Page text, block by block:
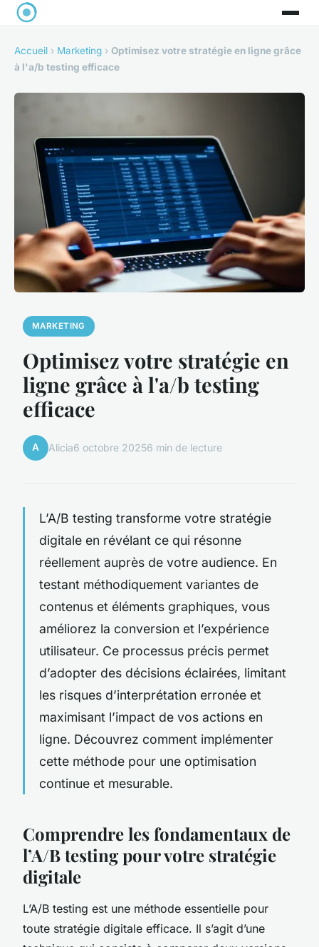
Accueil › Marketing › Optimisez votre stratégie en ligne grâce
à l'a/b testing efficace
MARKETING
Optimisez votre stratégie en
ligne grâce à l'a/b testing
efficace
A Alicia6 octobre 20256 min de lecture
L’A/B testing transforme votre stratégie
digitale en révélant ce qui résonne
réellement auprès de votre audience. En
testant méthodiquement variantes de
contenus et éléments graphiques, vous
améliorez la conversion et l’expérience
utilisateur. Ce processus précis permet
d’adopter des décisions éclairées, limitant
les risques d’interprétation erronée et
maximisant l’impact de vos actions en
ligne. Découvrez comment implémenter
cette méthode pour une optimisation
continue et mesurable.
Comprendre les fondamentaux de
l’A/B testing pour votre stratégie
digitale
L’A/B testing est une méthode essentielle pour
toute stratégie digitale efficace. Il s’agit d’une